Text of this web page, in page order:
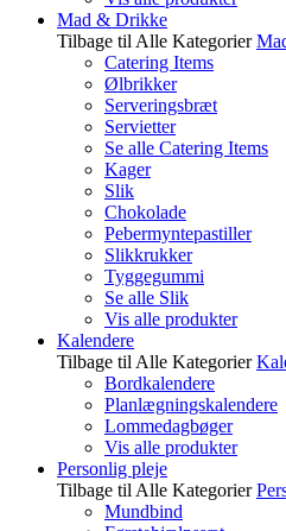
Mad & Drikke
Tilbage til Alle Kategorier
Catering Items
Ølbrikker
Serveringsbræt
Servietter
Se alle Catering Items
Kager
Slik
Chokolade
Pebermyntepastiller
Slikkrukker
Tyggegummi
Se alle Slik
Vis alle produkter
Kalendere
Tilbage til Alle Kategorier
Bordkalendere
Planlægningskalendere
Lommedagbøger
Vis alle produkter
Personlig pleje
Tilbage til Alle Kategorier
Mundbind